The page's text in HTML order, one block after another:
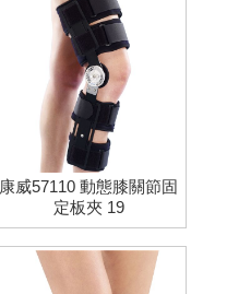
康威57110 動態膝關節固
定板夾 19